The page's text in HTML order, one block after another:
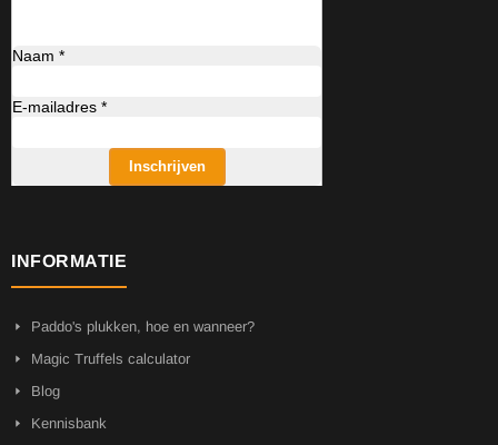
Naam *
E-mailadres *
Inschrijven
INFORMATIE
Paddo's plukken, hoe en wanneer?
Magic Truffels calculator
Blog
Kennisbank